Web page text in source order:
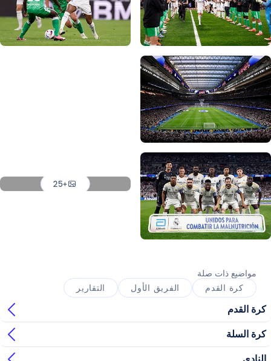
صورة: Real Madrid
صورة: Real Madrid
صورة: Real Madrid
صورة: Real Madrid
صورة: Real Madrid
صلة
الفريق الأول التقارير